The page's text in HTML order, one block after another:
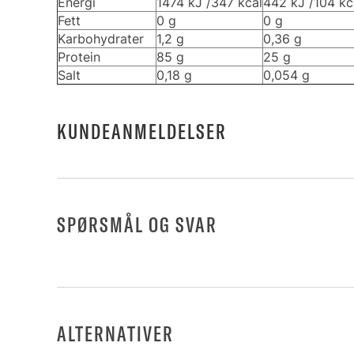
Fett
0 g
0 g
Karbohydrater
1,2 g
0,36 g
Protein
85 g
25 g
Salt
0,18 g 0,054 g
KUNDEANMELDELSER
SPØRSMÅL OG SVAR
ALTERNATIVER